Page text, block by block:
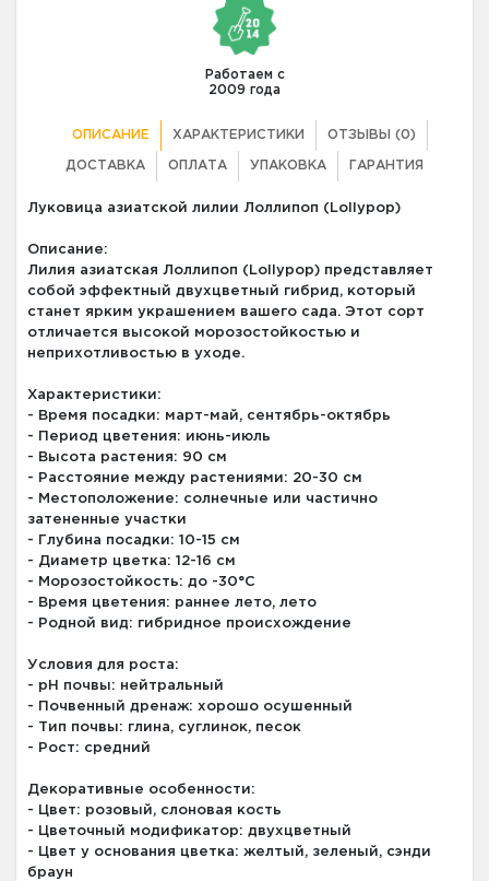
Работаем с
2009 года
ОПИСАНИЕ ХАРАКТЕРИСТИКИ ОТЗЫВЫ (0)
ДОСТАВКА ОПЛАТА УПАКОВКА ГАРАНТИЯ
Луковица азиатской лилии Лоллипоп (Lollypop)
Описание:
Лилия азиатская Лоллипоп (Lollypop) представляет
собой эффектный двухцветный гибрид, который
станет ярким украшением вашего сада. Этот сорт
отличается высокой морозостойкостью и
неприхотливостью в уходе.
Характеристики:
- Время посадки: март-май, сентябрь-октябрь
- Период цветения: июнь-июль
- Высота растения: 90 см
- Расстояние между растениями: 20-30 см
- Местоположение: солнечные или частично
затененные участки
- Глубина посадки: 10-15 см
- Диаметр цветка: 12-16 см
- Морозостойкость: до -30°C
- Время цветения: раннее лето, лето
- Родной вид: гибридное происхождение
Условия для роста:
- pH почвы: нейтральный
- Почвенный дренаж: хорошо осушенный
- Тип почвы: глина, суглинок, песок
- Рост: средний
Декоративные особенности:
- Цвет: розовый, слоновая кость
- Цветочный модификатор: двухцветный
- Цвет у основания цветка: желтый, зеленый, сэнди
браун